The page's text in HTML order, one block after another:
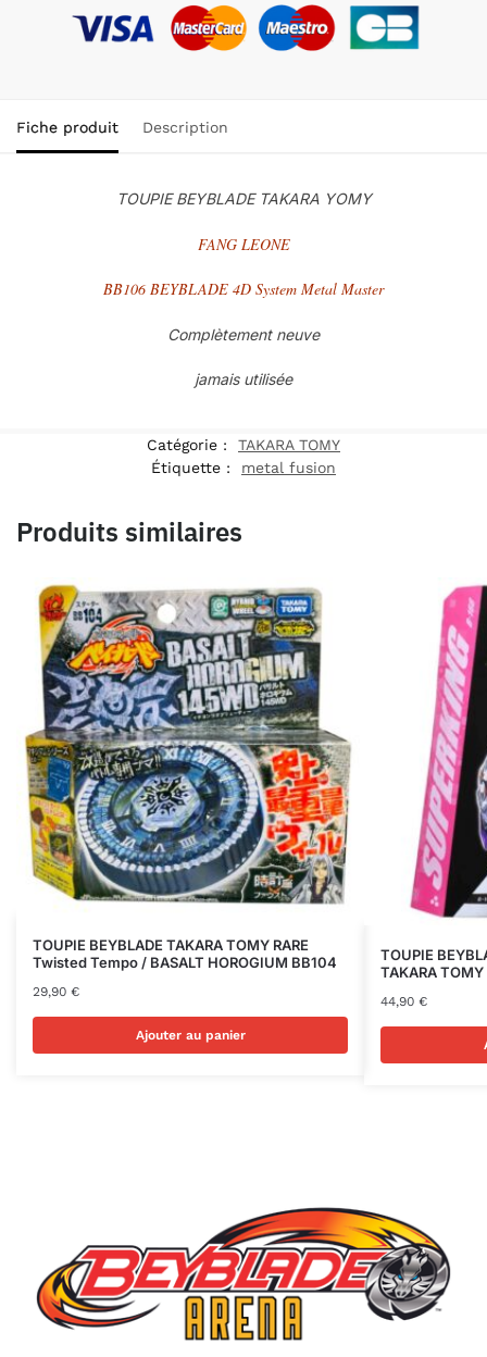
Fiche produit Description
TOUPIE BEYBLADE TAKARA YOMY
FANG LEONE
BB106 BEYBLADE 4D System Metal Master
Complètement neuve
jamais utilisée
Catégorie :
TAKARA TOMY
Étiquette :
metal fusion
Produits similaires
TOUPIE BEYBLADE TAKARA TOMY RARE
Twisted Tempo / BASALT HOROGIUM BB104
29,90 €
Ajouter au panier
TOUPIE
TAKARA
44,90 €